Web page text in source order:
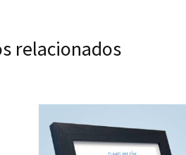
relacionados